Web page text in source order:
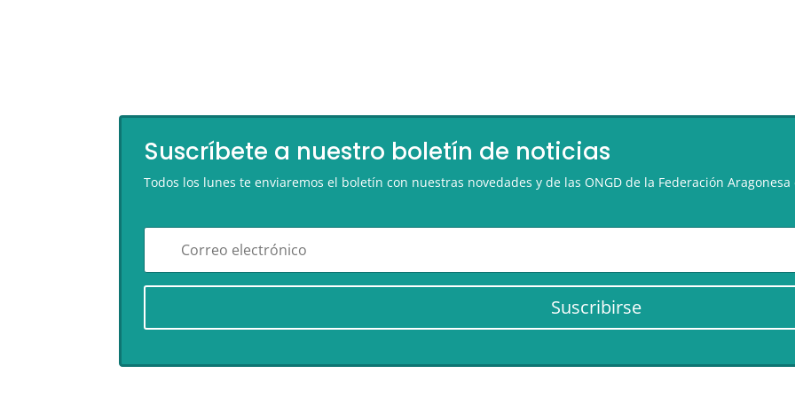
Suscríbete a nuestro boletín de noticias
Todos los lunes te enviaremos el boletín con nuestras novedades y de las ONGD de la Federación
Suscribirse